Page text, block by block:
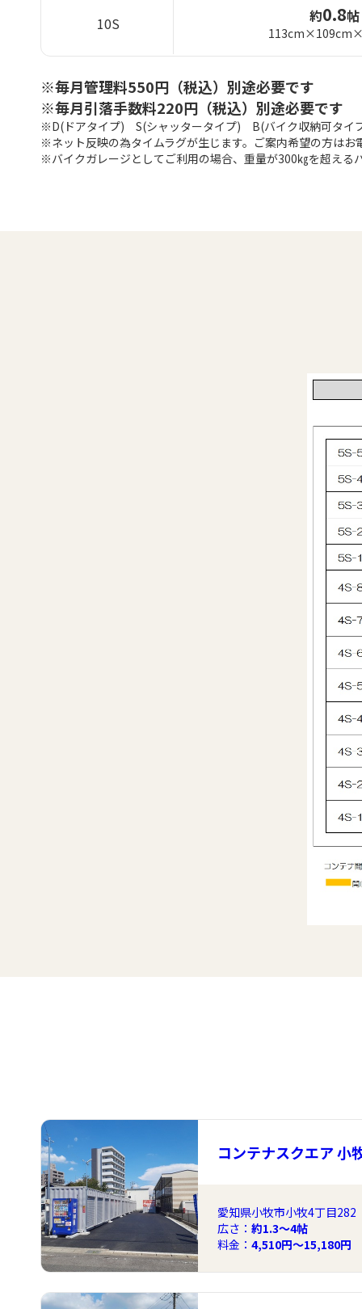
10S 約0.8帖
※毎月管理料550円（税込）別途必要です
※毎月引落手数料220円（税込）別途必要です
※D(ドアタイプ) S(シャッタータイプ) B(バイク収納可タイ
※ネット反映の為タイムラグが生じます。ご案内希望の方はお
※バイクガレージとしてご利用の場合、重量が300㎏を超える
コンテナスクエア 小
愛知県小牧市小牧4丁目282
広さ： 約1.3〜4帖
料金： 4,510円～15,180円